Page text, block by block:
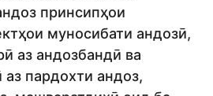
принсипҳои
муносибати андозӣ,
аз андозбандӣ ва
пардохти андоз,